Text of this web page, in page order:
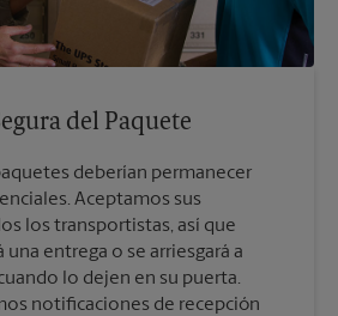
del Paquete
deberían permanecer
Aceptamos sus
los transportistas, así que
una entrega o se arriesgará a
lo dejen en su puerta.
notificaciones de recepción